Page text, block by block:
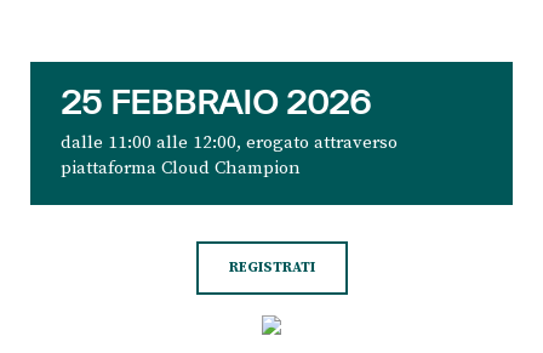
25 FEBBRAIO 2026
dalle 11:00 alle 12:00, erogato attraverso
piattaforma Cloud Champion
REGISTRATI